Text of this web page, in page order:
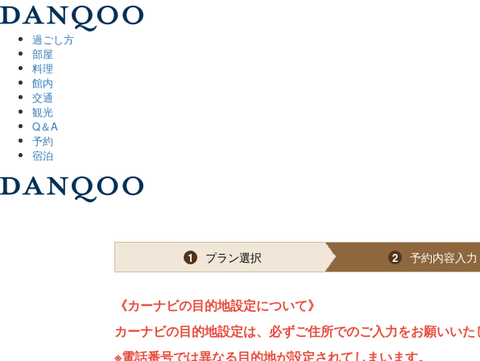
過ごし方
部屋
料理
館内
交通
観光
Q＆A
予約
宿泊
1 プラン選択 2 予約内容入力
《カーナビの目的地設定について》
カーナビの目的地設定は、必ずご住所でのご入力をお願いいた
※電話番号では異なる目的地が設定されてしまいます。